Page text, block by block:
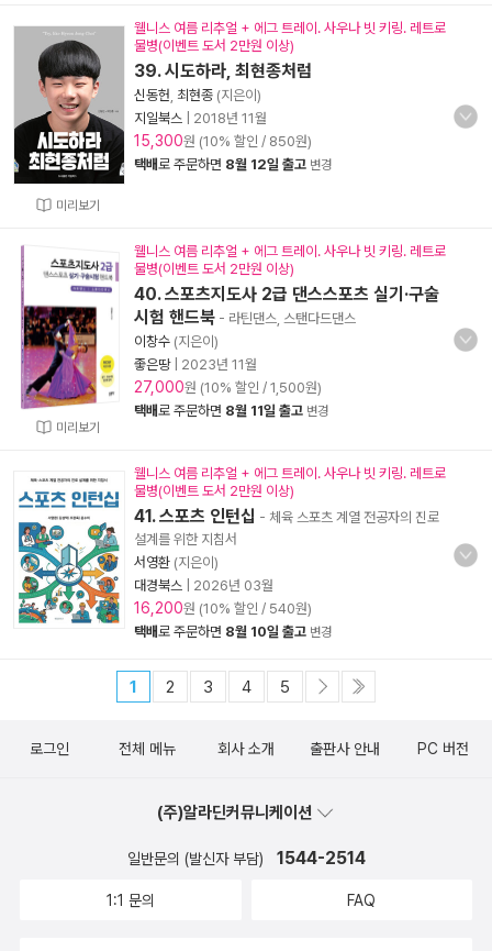
미리보기
웰니스 여름 리추얼 + 에그 트레이. 사우나 빗 키링. 레트로
물병(이벤트 도서 2만원 이상)
39. 시도하라, 최현종처럼
신동헌 최현종 (지은이)
지일북스
2018년 11월
15,300원 (10% 할인 / 850원)
택배로 주문하면 8월 12일 출고 변경
미리보기
웰니스 여름 리추얼 + 에그 트레이. 사우나 빗 키링. 레트로
물병(이벤트 도서 2만원 이상)
40. 스포츠지도사 2급 댄스스포츠 실기·구술
시험 핸드북 - 라틴댄스, 스탠다드댄스
이창수 (지은이)
좋은땅| 2023년 11월
27,000원 (10% 할인 / 1,500원)
택배로 주문하면 8월 11일 출고 변경
웰니스 여름 리추얼 + 에그 트레이. 사우나 빗 키링. 레트로
물병(이벤트 도서 2만원 이상)
41. 스포츠 인턴십 - 체육 스포츠 계열 전공자의 진로
설계를 위한 지침서
서영환 (지은이)
대경북스
2026년 03월
16,200원 (10% 할인 / 540원)
택배로 주문하면 8월 10일 출고 변경
1 2 3 4 5
로그인 전체 메뉴 회사 소개 출판사 안내 PC 버전
(주)알라딘커뮤니케이션
일반문의 (발신자 부담) 1544-2514
1:1 문의 FAQ